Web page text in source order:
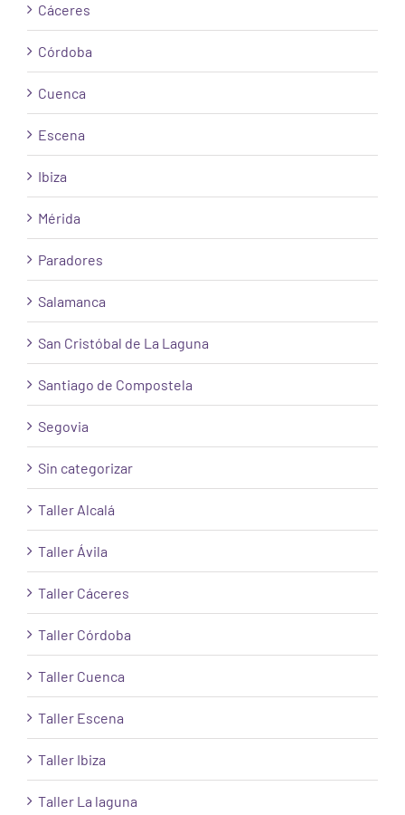
Cáceres
Córdoba
Cuenca
Escena
Ibiza
Mérida
Paradores
Salamanca
San Cristóbal de La Laguna
Santiago de Compostela
Segovia
Sin categorizar
Taller Alcalá
Taller Ávila
Taller Cáceres
Taller Córdoba
Taller Cuenca
Taller Escena
Taller Ibiza
Taller La laguna